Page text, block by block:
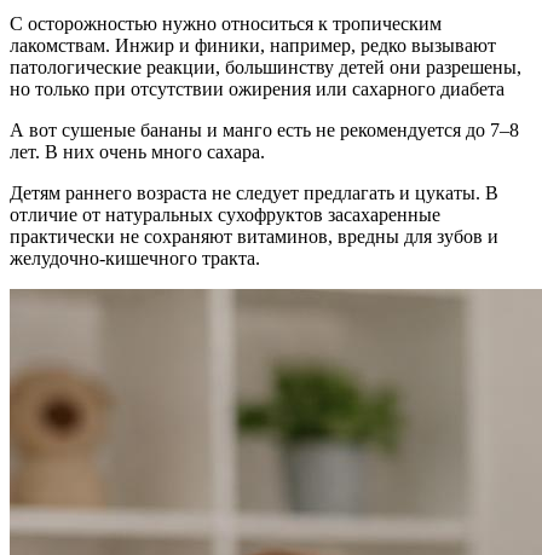
С осторожностью нужно относиться к тропическим
лакомствам. Инжир и финики, например, редко вызывают
патологические реакции, большинству детей они разрешены,
но только при отсутствии ожирения или сахарного диабета
А вот сушеные бананы и манго есть не рекомендуется до 7–8
лет. В них очень много сахара.
Детям раннего возраста не следует предлагать и цукаты. В
отличие от натуральных сухофруктов засахаренные
практически не сохраняют витаминов, вредны для зубов и
желудочно-кишечного тракта.